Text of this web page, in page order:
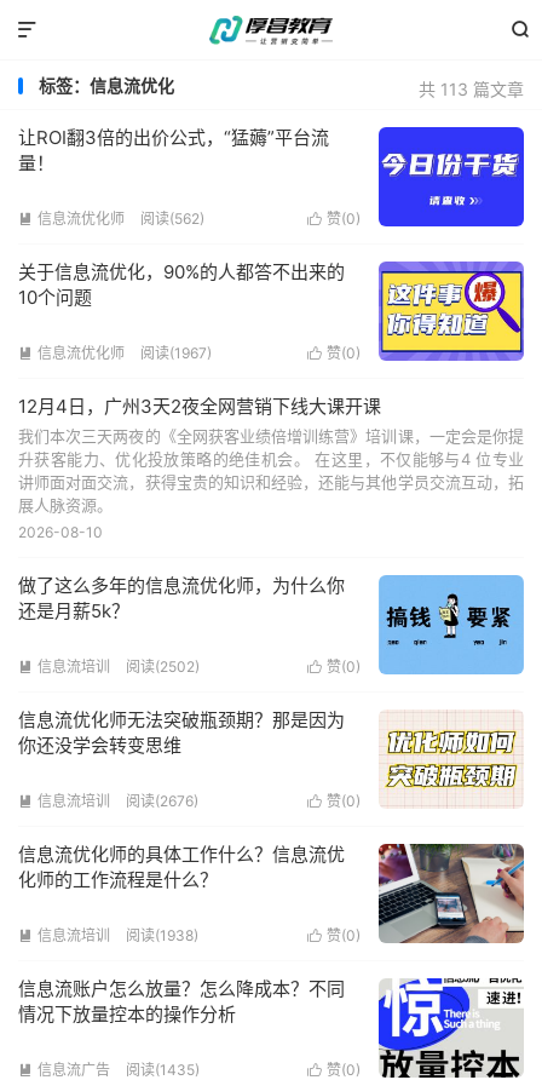


共 113 篇文章
标签：信息流优化
让ROI翻3倍的出价公式，“猛薅”平台流
量！
 赞(0)
 信息流优化师 阅读(562)
关于信息流优化，90%的人都答不出来的
10个问题
 赞(0)
 信息流优化师 阅读(1967)
12月4日，广州3天2夜全网营销下线大课开课
我们本次三天两夜的《全网获客业绩倍增训练营》培训课，一定会是你提
升获客能力、优化投放策略的绝佳机会。 在这里，不仅能够与4 位专业
讲师面对面交流，获得宝贵的知识和经验，还能与其他学员交流互动，拓
展人脉资源。
2026-08-10
做了这么多年的信息流优化师，为什么你
还是月薪5k？
 赞(0)
 信息流培训 阅读(2502)
信息流优化师无法突破瓶颈期？那是因为
你还没学会转变思维
 赞(0)
 信息流培训 阅读(2676)
信息流优化师的具体工作什么？信息流优
化师的工作流程是什么？
 赞(0)
 信息流培训 阅读(1938)
信息流账户怎么放量？怎么降成本？不同
情况下放量控本的操作分析
 赞(0)
 信息流广告 阅读(1435)